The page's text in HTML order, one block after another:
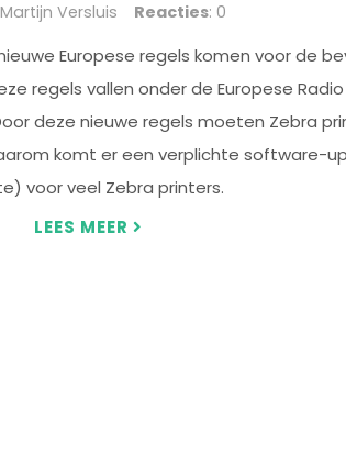
Versluis Reacties: 0
Europese regels komen voor de
regels vallen onder de Europese
deze nieuwe regels moeten Zebra
komt er een verplichte software-
voor veel Zebra printers.
LEES MEER